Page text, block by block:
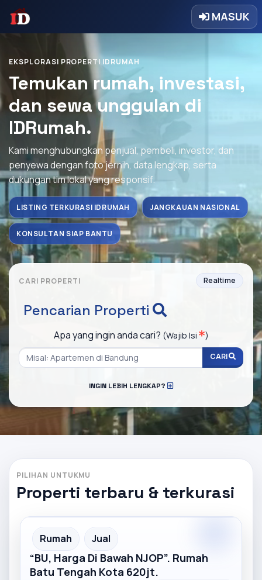
MASUK
EKSPLORASI PROPERTI IDRUMAH
Temukan rumah, investasi,
dan sewa unggulan di
IDRumah.
Kami menghubungkan penjual, pembeli, investor, dan
penyewa dengan foto jernih, data lengkap, serta
dukungan tim lokal yang responsif.
LISTING TERKURASI IDRUMAH JANGKAUAN NASIONAL
KONSULTAN SIAP BANTU
CARI PROPERTI Realtime
Pencarian Properti
Apa yang ingin anda cari? (Wajib Isi )
CARI
INGIN LEBIH LENGKAP?
PILIHAN UNTUKMU
Properti terbaru & terkurasi
Partner Ad
Rumah Jual
“BU, Harga Di Bawah NJOP”. Rumah
Batu Tengah Kota 620jt.